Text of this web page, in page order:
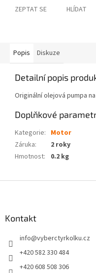
ZEPTAT SE HLÍDAT
Popis Diskuze
Detailní popis
Originální olejová pumpa
Doplňkové
Kategorie: Motor
Záruka:
2 roky
Hmotnost: 0.2 kg
Kontakt
info@vyberctyrkolku.cz
+420 582 330 484
+420 608 508 306